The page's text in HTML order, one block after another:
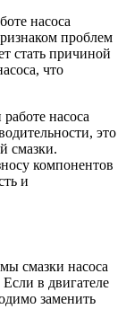
насоса
проблем
стать причиной
что
насоса
это
смазки.
компонентов
и
смазки насоса
Если в двигателе
заменить